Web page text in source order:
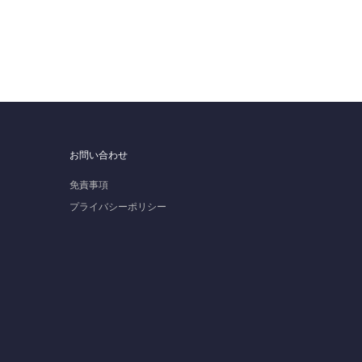
お問い合わせ
免責事項
プライバシーポリシー